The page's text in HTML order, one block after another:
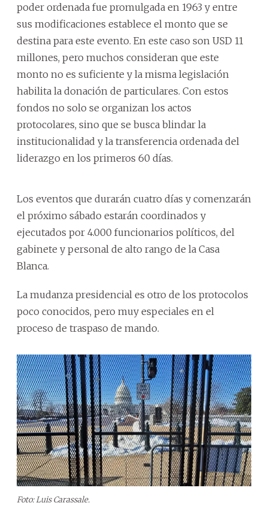
poder ordenada fue promulgada en 1963 y entre
sus modificaciones establece el monto que se
destina para este evento. En este caso son USD 11
millones, pero muchos consideran que este
monto no es suficiente y la misma legislación
habilita la donación de particulares. Con estos
fondos no solo se organizan los actos
protocolares, sino que se busca blindar la
institucionalidad y la transferencia ordenada del
liderazgo en los primeros 60 días.
Los eventos que durarán cuatro días y comenzarán
el próximo sábado estarán coordinados y
ejecutados por 4.000 funcionarios políticos, del
gabinete y personal de alto rango de la Casa
Blanca.
La mudanza presidencial es otro de los protocolos
poco conocidos, pero muy especiales en el
proceso de traspaso de mando.
Foto: Luis Carassale.